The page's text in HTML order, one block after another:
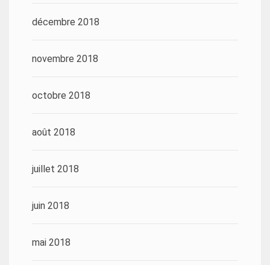
décembre 2018
novembre 2018
octobre 2018
août 2018
juillet 2018
juin 2018
mai 2018